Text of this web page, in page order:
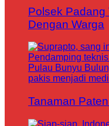
Polsek Padang
Dengan Warga
Tanaman